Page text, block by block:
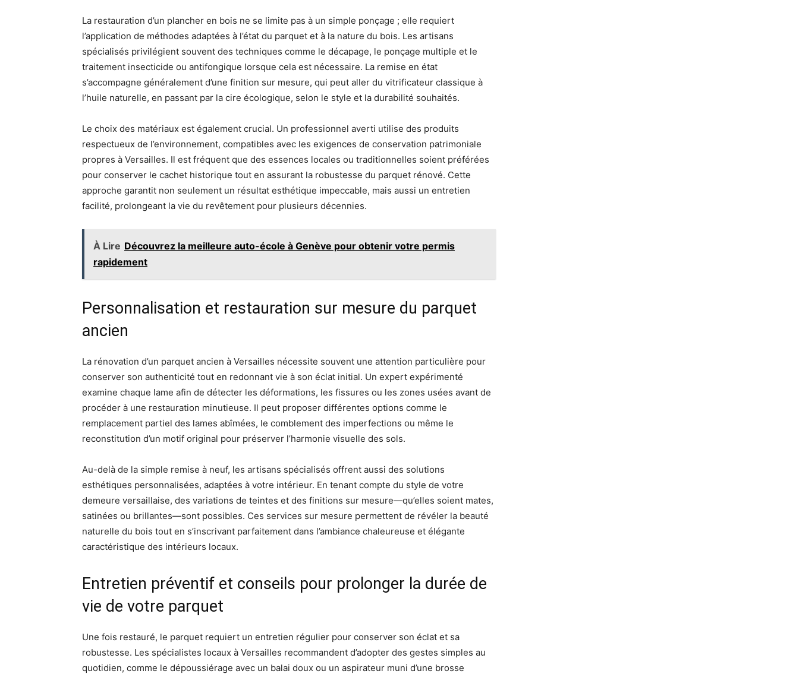
La restauration d’un plancher en bois ne se limite pas à un simple ponçage ; elle requiert
l’application de méthodes adaptées à l’état du parquet et à la nature du bois. Les artisans
spécialisés privilégient souvent des techniques comme le décapage, le ponçage multiple et le
traitement insecticide ou antifongique lorsque cela est nécessaire. La remise en état
s’accompagne généralement d’une finition sur mesure, qui peut aller du vitrificateur classique à
l’huile naturelle, en passant par la cire écologique, selon le style et la durabilité souhaités.
Le choix des matériaux est également crucial. Un professionnel averti utilise des produits
respectueux de l’environnement, compatibles avec les exigences de conservation patrimoniale
propres à Versailles. Il est fréquent que des essences locales ou traditionnelles soient préférées
pour conserver le cachet historique tout en assurant la robustesse du parquet rénové. Cette
approche garantit non seulement un résultat esthétique impeccable, mais aussi un entretien
facilité, prolongeant la vie du revêtement pour plusieurs décennies.
À Lire Découvrez la meilleure auto-école à Genève pour obtenir votre permis
rapidement
Personnalisation et restauration sur mesure du parquet
ancien
La rénovation d’un parquet ancien à Versailles nécessite souvent une attention particulière pour
conserver son authenticité tout en redonnant vie à son éclat initial. Un expert expérimenté
examine chaque lame afin de détecter les déformations, les fissures ou les zones usées avant de
procéder à une restauration minutieuse. Il peut proposer différentes options comme le
remplacement partiel des lames abîmées, le comblement des imperfections ou même le
reconstitution d’un motif original pour préserver l’harmonie visuelle des sols.
Au-delà de la simple remise à neuf, les artisans spécialisés offrent aussi des solutions
esthétiques personnalisées, adaptées à votre intérieur. En tenant compte du style de votre
demeure versaillaise, des variations de teintes et des finitions sur mesure—qu’elles soient mates,
satinées ou brillantes—sont possibles. Ces services sur mesure permettent de révéler la beauté
naturelle du bois tout en s’inscrivant parfaitement dans l’ambiance chaleureuse et élégante
caractéristique des intérieurs locaux.
Entretien préventif et conseils pour prolonger la durée de
vie de votre parquet
Une fois restauré, le parquet requiert un entretien régulier pour conserver son éclat et sa
robustesse. Les spécialistes locaux à Versailles recommandent d’adopter des gestes simples au
quotidien, comme le dépoussiérage avec un balai doux ou un aspirateur muni d’une brosse